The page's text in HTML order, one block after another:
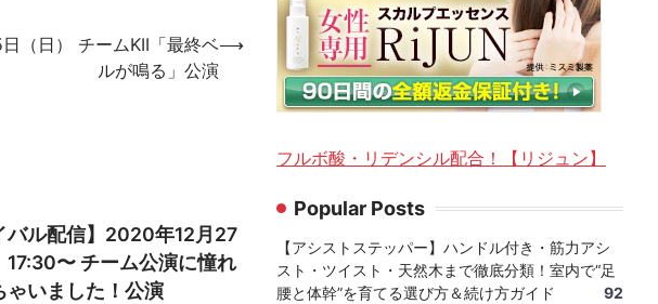
（日） チームKII「最終ベ
ルが鳴る」公演
⟶
バル配信】2020年12月27
17:30〜 チーム公演に憧れ
ゃいました！公演
フルボ酸・リデンシル配合！【リジュン】
Popular Posts
【アシストステッパー】ハンドル付き・筋力アシ
スト・ツイスト・天然木まで徹底分類！室内で“足
腰と体幹”を育てる選び方＆続け方ガイド
92